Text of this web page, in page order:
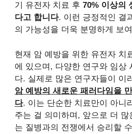
기 유전자 치료 후 70% 이상의
다고 합니다. 이런 긍정적인 결
의 가능성을 더욱 분명하게 보
현재 암 예방을 위한 유전자 치
에 있으며, 다양한 연구와 임상
다. 실제로 많은 연구자들이 이
암 예방의 새로운 패러다임을
다. 이는 단순한 치료만이 아니
주는 걸 의미하며, 앞으로 더
는 질병과의 전쟁에서 승리할